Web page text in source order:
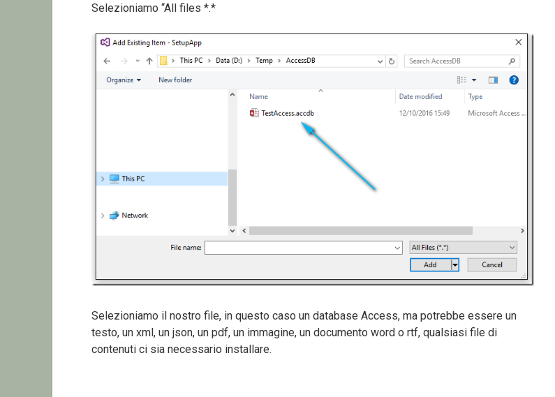
Selezioniamo “All files *.*
Selezioniamo il nostro file, in questo caso un database Access, ma potrebbe essere un
testo, un xml, un json, un pdf, un immagine, un documento word o rtf, qualsiasi file di
contenuti ci sia necessario installare.